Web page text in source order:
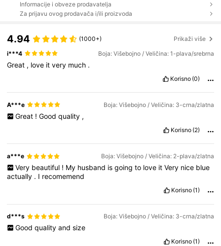
Informacije i obveze prodavatelja
Za prijavu ovog prodavača i/ili proizvoda
4.94 (1000+) Prikaži više
i***4 Boja: Višebojno / Veličina: 1-plava/srebrna
Great , love itvery much .
Korisno (0)
A***e Boja: Višebojno / Veličina: 3-crna/zlatna
Great ! Good quality ,
Korisno (2)
a***e Boja: Višebojno / Veličina: 2-plava/zlatna
Very beautiful ! My husband is going to love it Very nice blue
actually . I recomemend
Korisno (1)
d***s Boja: Višebojno / Veličina: 3-crna/zlatna
Good quality and size
Korisno (1)